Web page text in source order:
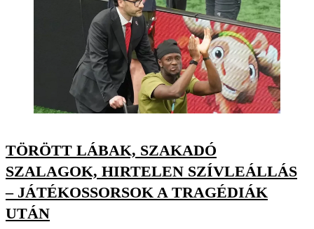
TÖRÖTT LÁBAK, SZAKADÓ
SZALAGOK, HIRTELEN SZÍVLEÁLLÁS
– JÁTÉKOSSORSOK A TRAGÉDIÁK
UTÁN